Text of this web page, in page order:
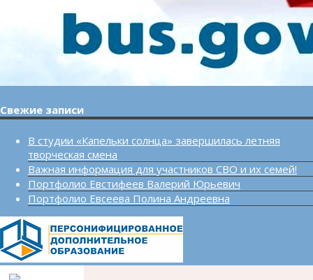
Свежие записи
В студии «Капельки солнца» завершилась летняя
творческая смена
Важная информация для участников СВО и их семей!
Портфолио Евстифеев Валерий Юрьевич
Портфолио Евсеева Полина Андреевна